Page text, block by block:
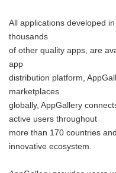
All applications developed
thousands
of other quality apps, are
app
distribution platform,
marketplaces
globally, AppGallery
active users throughout
more than 170 countries
innovative ecosystem.